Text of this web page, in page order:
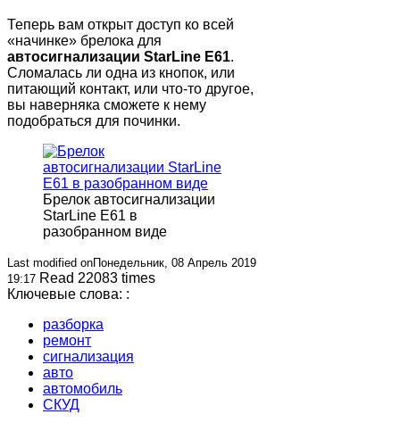
Теперь вам открыт доступ ко всей
«начинке» брелока для
автосигнализации StarLine E61.
Сломалась ли одна из кнопок, или
питающий контакт, или что-то другое,
вы наверняка сможете к нему
подобраться для починки.
Брелок автосигнализации
StarLine E61 в
разобранном виде
Last modified onПонедельник, 08 Апрель 2019
19:17 Read 22083 times
Ключевые слова: :
разборка
ремонт
сигнализация
авто
автомобиль
СКУД